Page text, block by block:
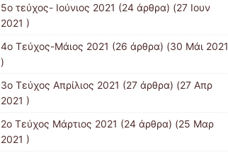
5ο τεύχος- Ιούνιος 2021 (24 άρθρα) (27 Ιουν
2021 )
4o Tεύχος-Μάιος 2021 (26 άρθρα) (30 Μάι 2021
)
3ο Τεύχος Απρίλιος 2021 (27 άρθρα) (27 Απρ
2021 )
2o Tεύχος Μάρτιος 2021 (24 άρθρα) (25 Μαρ
2021 )